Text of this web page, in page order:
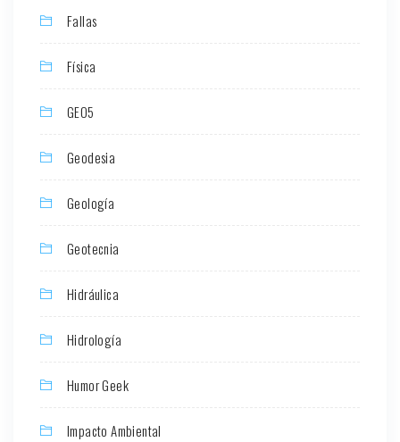
Fallas
Física
GEO5
Geodesia
Geología
Geotecnia
Hidráulica
Hidrología
Humor Geek
Impacto Ambiental